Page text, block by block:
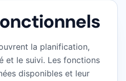
la planification,
et le suivi. Les fonctions
disponibles et leur